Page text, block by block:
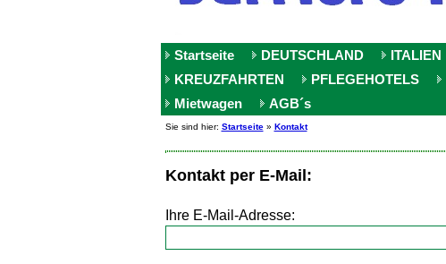
Startseite DEUTSCHLAND ITALIEN
KREUZFAHRTEN
PFLEGEHOTELS
Mietwagen
AGB´s
Sie sind hier: Startseite» Kontakt
Kontakt per E-Mail:
Ihre E-Mail-Adresse: